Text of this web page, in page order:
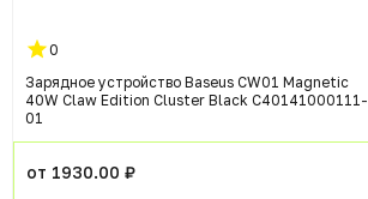
0
Зарядное устройство Baseus CW01 Magnetic
40W Claw Edition Cluster Black C40141000111-
01
от 1930.00 ₽